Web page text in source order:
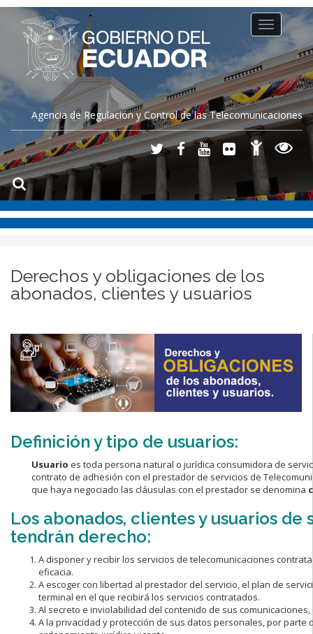
Agencia de Regulación y Control de las Telecomunicaciones
Toggle
navigation
Derechos y obligaciones de los
abonados, clientes y usuarios
Definición y tipo de usuarios:
Usuario es toda persona natural o jurídica consumidora de
contrato de adhesión con el prestador de servicios de
que haya negociado las cláusulas con el prestador se denomina
Los abonados, clientes y usuarios
tendrán derecho:
A disponer y recibir los servicios de telecomunicaciones
eficacia.
A escoger con libertad al prestador del servicio, el plan de
terminal en el que recibirá los servicios contratados.
Al secreto e inviolabilidad del contenido de sus
A la privacidad y protección de sus datos personales, por